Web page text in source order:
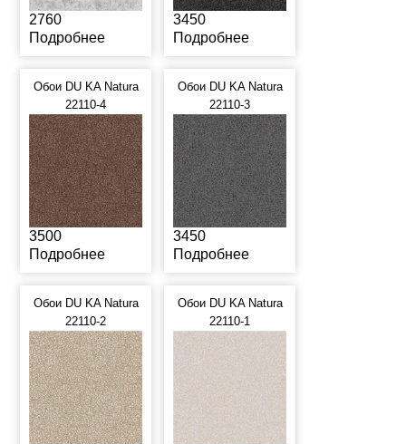
2760
Подробнее
3450
Подробнее
Обои DU KA Natura
22110-4
3500
Подробнее
Обои DU KA Natura
22110-3
3450
Подробнее
Обои DU KA Natura
22110-2
Обои DU KA Natura
22110-1